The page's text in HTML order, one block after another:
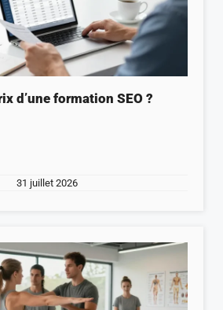
d’une formation SEO ?
31 juillet 2026